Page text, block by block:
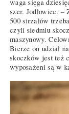
waga sięga
szer. Jodłowiec. –
500 strzałów
czyli siedmiu
maszynowy.
Bierze on udział
skoczków jest też
wyposażeni są w